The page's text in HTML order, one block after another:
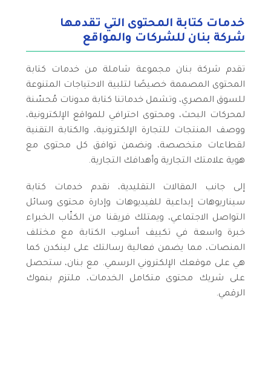
خدمات كتابة المحتوى التي تقدمها
شركة بنان للشركات والمواقع
تقدم شركة بنان مجموعة شاملة من خدمات كتابة
المحتوى المصممة خصيصًا لتلبية الاحتياجات المتنوعة
للسوق المصري، وتشمل خدماتنا كتابة مدونات مُحسّنة
لمحركات البحث، ومحتوى احترافي للمواقع الإلكترونية،
ووصف المنتجات للتجارة الإلكترونية، والكتابة التقنية
لقطاعات متخصصة، ونضمن توافق كل محتوى مع
هوية علامتك التجارية وأهدافك التجارية.
إلى جانب المقالات التقليدية، نقدم خدمات كتابة
سيناريوهات إبداعية للفيديوهات وإدارة محتوى وسائل
التواصل الاجتماعي، ويمتلك فريقنا من الكتّاب الخبراء
خبرة واسعة في تكييف أسلوب الكتابة مع مختلف
المنصات، مما يضمن فعالية رسالتك على لينكدن كما
هي على موقعك الإلكتروني الرسمي. مع بنان، ستحصل
على شريك محتوى متكامل الخدمات، ملتزم بنموك
الرقمي.